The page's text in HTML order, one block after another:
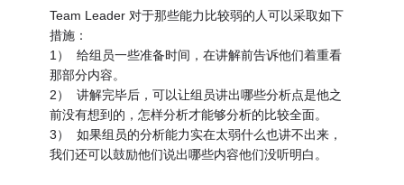
Team Leader 对于那些能力比较弱的人可以采取如下
措施：
1） 给组员一些准备时间，在讲解前告诉他们着重看
那部分内容。
2） 讲解完毕后，可以让组员讲出哪些分析点是他之
前没有想到的，怎样分析才能够分析的比较全面。
3） 如果组员的分析能力实在太弱什么也讲不出来，
我们还可以鼓励他们说出哪些内容他们没听明白。